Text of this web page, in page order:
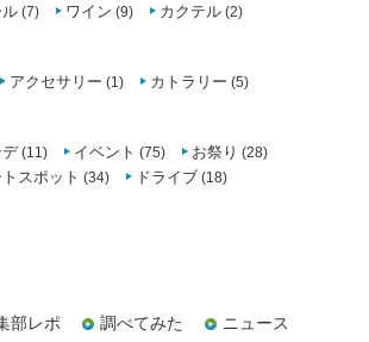
ル (7) ワイン (9) カクテル (2)
アクセサリー (1) カトラリー (5)
(11) イベント (75) お祭り (28)
スポット (34) ドライブ (18)
部レポ 調べてみた
ニュース